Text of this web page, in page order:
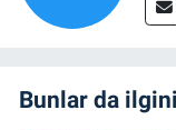
Bunlar da